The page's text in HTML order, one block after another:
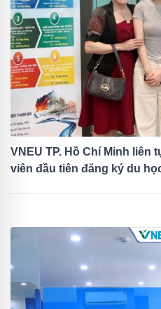
VNEU TP. Hồ Chí Minh liên
viên đầu tiên đăng ký du